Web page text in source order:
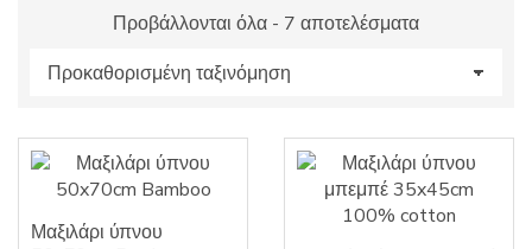
Προβάλλονται όλα - 7 αποτελέσματα
Μαξιλάρι ύπνου